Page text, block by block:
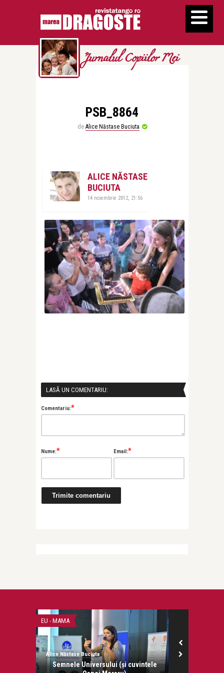
Jurnalul Copiilor Mei
PSB_8864
de Alice Năstase Buciuta
ALICE NĂSTASE
BUCIUTA
14 noiembrie 2012, 21:56
LASĂ UN COMENTARIU:
Comentariu:*
Nume:* Email:*
EU - MAMA
Alice Năstase Buciuta
Semnele Universului (și cuvintele